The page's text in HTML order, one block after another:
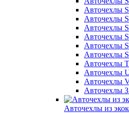
Авточехлы
Авточехлы
Авточехлы
Авточехлы
Авточехлы
Авточехлы
Авточехлы
Авточехлы
Авточехлы
Авточехлы
Авточехлы из